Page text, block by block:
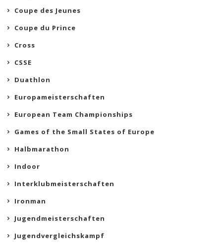
Coupe des Jeunes
Coupe du Prince
Cross
CSSE
Duathlon
Europameisterschaften
European Team Championships
Games of the Small States of Europe
Halbmarathon
Indoor
Interklubmeisterschaften
Ironman
Jugendmeisterschaften
Jugendvergleichskampf